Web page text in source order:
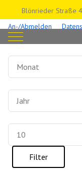
Blönrieder Straße
An-/Abmelden
Mobile Menu Toggle
Monat
Jahr
Anzeige #
Filter